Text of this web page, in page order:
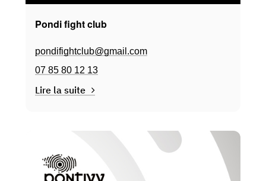
Pondi fight club
pondifightclub@gmail.com
07 85 80 12 13
Lire la suite